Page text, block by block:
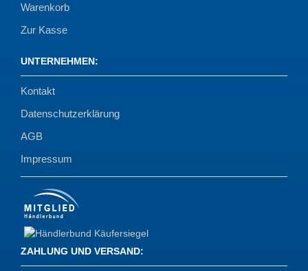
Warenkorb
Zur Kasse
UNTERNEHMEN:
Kontakt
Datenschutzerklärung
AGB
Impressum
ZAHLUNG UND VERSAND: